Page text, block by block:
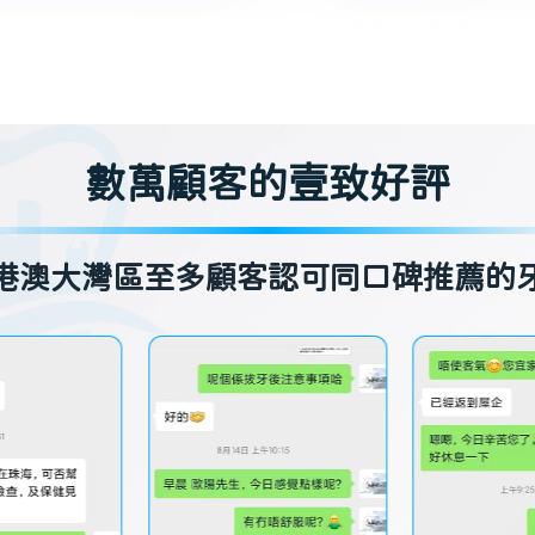
數萬顧客的壹致好評
澳大灣區至多顧客認可同口碑推薦的